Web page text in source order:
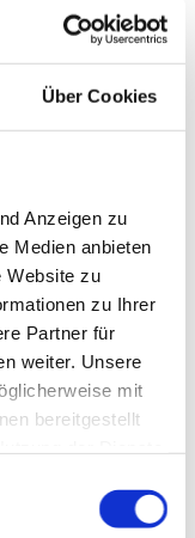
Über Cookies
Anzeigen zu
Medien anbieten
Website zu
zu Ihrer
Partner für
weiter. Unsere
mit
bereitgestellt
kompletten
für
die Herstellung
wir Sie mit
KA liegt darin,
und weiteren
Das umfasst
Wärme- und
wir auch
an.
und die